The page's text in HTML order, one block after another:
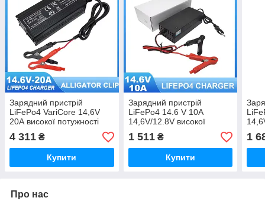
Зарядний пристрій
LiFePo4 VariCore 14,6V
20А високої потужності
300 W для літій-залізо-
фосфатних акумуляторів
4 311 ₴
Купити
Зарядний пристрій
LiFePo4 14.6 V 10A
14,6V/12.8V високої
потужності 160 W для
літій-залізо-фосфатних
акумуляторів.
1 511₴
Купити
1
Про нас